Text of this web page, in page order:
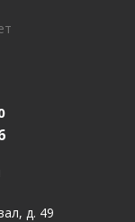
д. 49